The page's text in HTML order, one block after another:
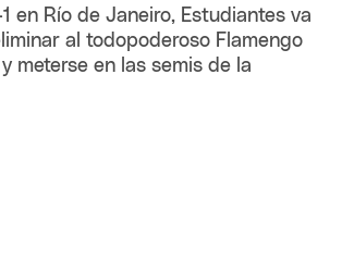
1 en Río de Janeiro, Estudiantes va
al todopoderoso Flamengo
meterse en las semis de la